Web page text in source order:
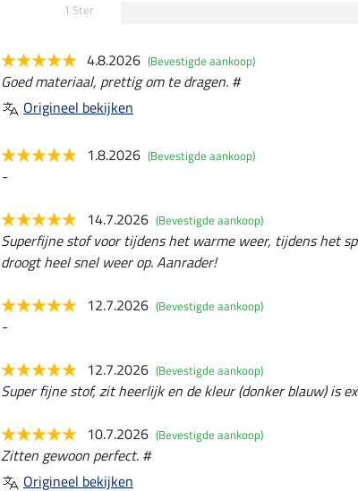
1 Ster
4.8.2026 (Bevestigde aankoop)
Goed materiaal, prettig om te dragen. #
Origineel bekijken
1.8.2026 (Bevestigde aankoop)
-
14.7.2026 (Bevestigde aankoop)
Superfijne stof voor tijdens het warme weer, tijdens het
droogt heel snel weer op. Aanrader!
12.7.2026 (Bevestigde aankoop)
-
12.7.2026 (Bevestigde aankoop)
Super fijne stof, zit heerlijk en de kleur (donker blauw) is
10.7.2026 (Bevestigde aankoop)
Zitten gewoon perfect. #
Origineel bekijken